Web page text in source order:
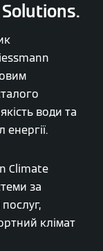
води та
Climate
за
клімат